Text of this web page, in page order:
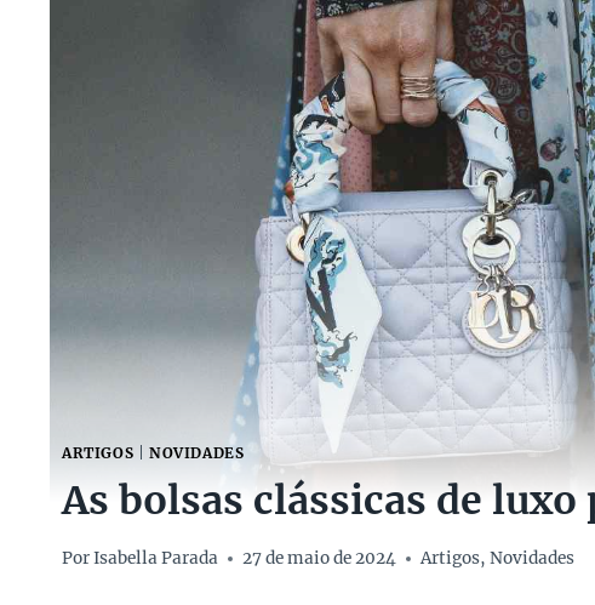
ARTIGOS NOVIDADES
As bolsas clássicas de
PorIsabella Parada 27 de maio de 2024 Artigos,Novidades